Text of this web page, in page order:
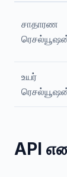
சாதாரண
உயர்
API